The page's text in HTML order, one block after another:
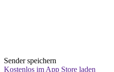
Sender speichern
Kostenlos im App Store laden